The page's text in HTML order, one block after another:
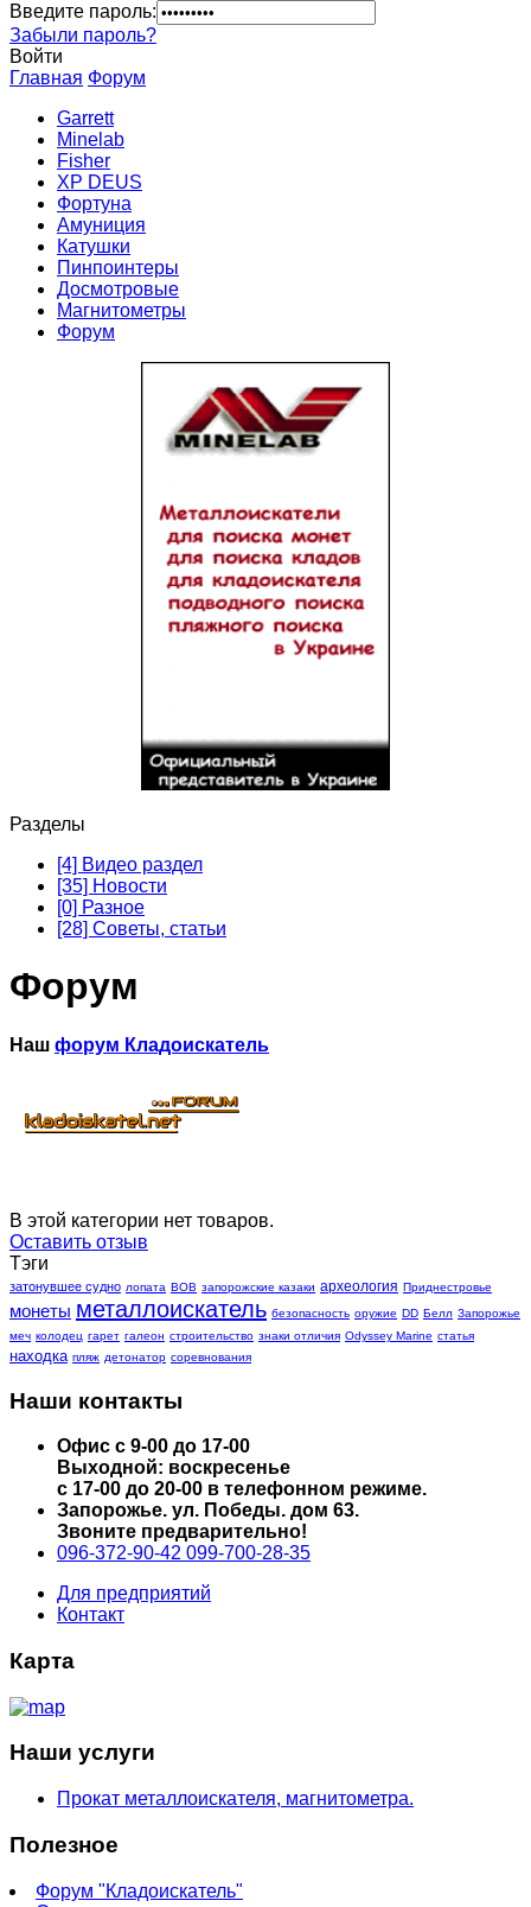
Введите пароль:
Забыли пароль?
Войти
Главная Форум
Garrett
Minelab
Fisher
XP DEUS
Фортуна
Амуниция
Катушки
Пинпоинтеры
Досмотровые
Магнитометры
Форум
Разделы
[4] Видео раздел
[35] Новости
[0] Разное
[28] Советы, статьи
Форум
Наш форум Кладоискатель
В этой категории нет товаров.
Оставить отзыв
Тэги
затонувшее судно лопата ВОВ запорожские казаки археология Приднестровье
монеты металлоискатель безопасность оружие DD Белл Запорожье
меч колодец гарет галеон строительство знаки отличия Odyssey Marine статья
находка пляж детонатор соревнования
Наши контакты
Офис с 9-00 до 17-00
Выходной: воскресенье
с 17-00 до 20-00 в телефонном режиме.
Запорожье. ул. Победы. дом 63.
Звоните предварительно!
096-372-90-42 099-700-28-35
Для предприятий
Контакт
Карта
Наши услуги
Прокат металлоискателя, магнитометра.
Полезное
Форум "Кладоискатель"